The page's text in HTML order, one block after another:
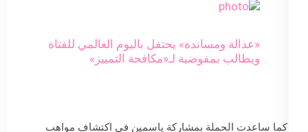
«عدالة ومساندة» يحتفل باليوم العالمي للفتاة
ويطالب بمفوضية لـ«مكافحة التمييز»
كما ساعدت الحملة بمشاركة ياسمين في اكتشاف مواهب